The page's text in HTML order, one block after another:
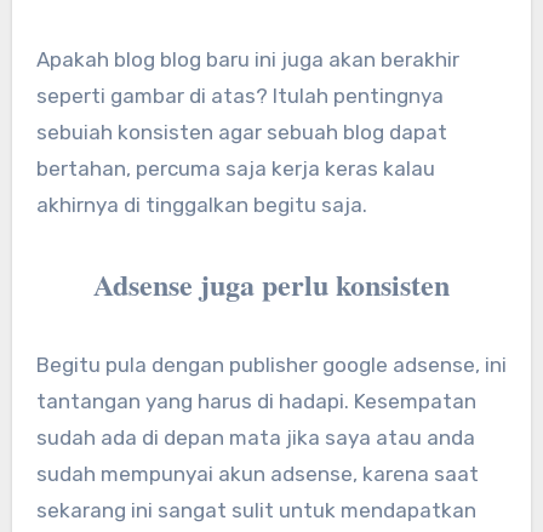
Apakah blog blog baru ini juga akan berakhir
seperti gambar di atas? Itulah pentingnya
sebuiah konsisten agar sebuah blog dapat
bertahan, percuma saja kerja keras kalau
akhirnya di tinggalkan begitu saja.
Adsense juga perlu konsisten
Begitu pula dengan publisher google adsense, ini
tantangan yang harus di hadapi. Kesempatan
sudah ada di depan mata jika saya atau anda
sudah mempunyai akun adsense, karena saat
sekarang ini sangat sulit untuk mendapatkan